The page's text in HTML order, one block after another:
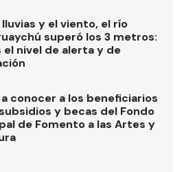
lluvias y el viento, el río
superó los 3 metros:
el nivel de alerta y de
conocer a los beneficiarios
y becas del Fondo
de Fomento a las Artes y